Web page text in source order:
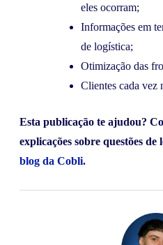
eles ocorram;
Informações em
de logística;
Otimização das
Clientes cada vez
Esta publicação te ajudou?
explicações sobre questões de
blog da Cobli.